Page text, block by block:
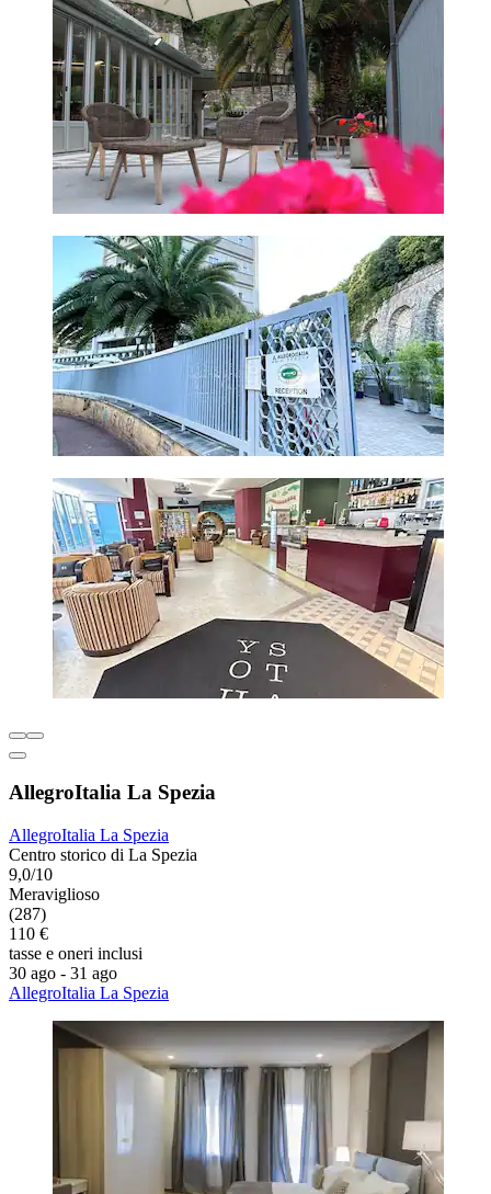
AllegroItalia La Spezia
AllegroItalia La Spezia
Centro storico di La Spezia
9,0/10
Meraviglioso
(287)
110 €
tasse e oneri inclusi
30 ago - 31 ago
AllegroItalia La Spezia